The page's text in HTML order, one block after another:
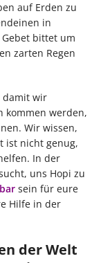
auf Erden zu
in
bittet um
zarten Regen
damit wir
kommen werden,
Wir wissen,
ist nicht genug,
In der
uns Hopi zu
sein für eure
Hilfe in der
der Welt